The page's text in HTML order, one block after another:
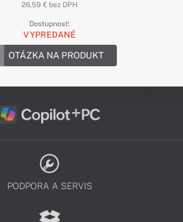
26,59 € bez DPH
Dostupnosť:
VYPREDANÉ
OTÁZKA NA PRODUKT
PODPORA A SERVIS